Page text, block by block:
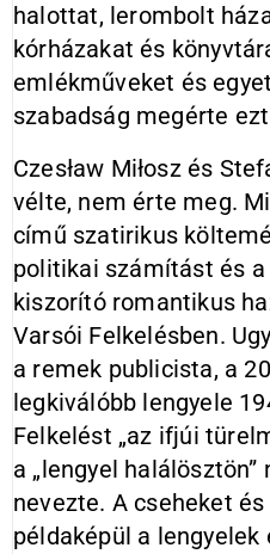
halottat, lerombolt
kórházakat és
emlékműveket és
szabadság megérte
Czesław Miłosz és
vélte, nem érte meg.
című szatirikus
politikai számítást és
kiszorító romantikus
Varsói Felkelésben.
a remek publicista, a
legkiválóbb lengyele
Felkelést „az ifjúi
a „lengyel
nevezte. A cseheket
példaképül a lengyelek